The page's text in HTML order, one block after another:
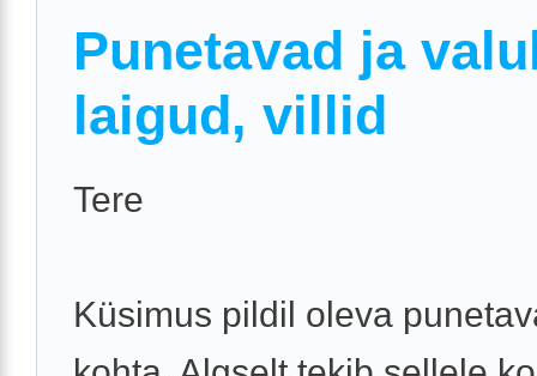
Punetavad ja
laigud, villid
Tere
Küsimus pildil oleva